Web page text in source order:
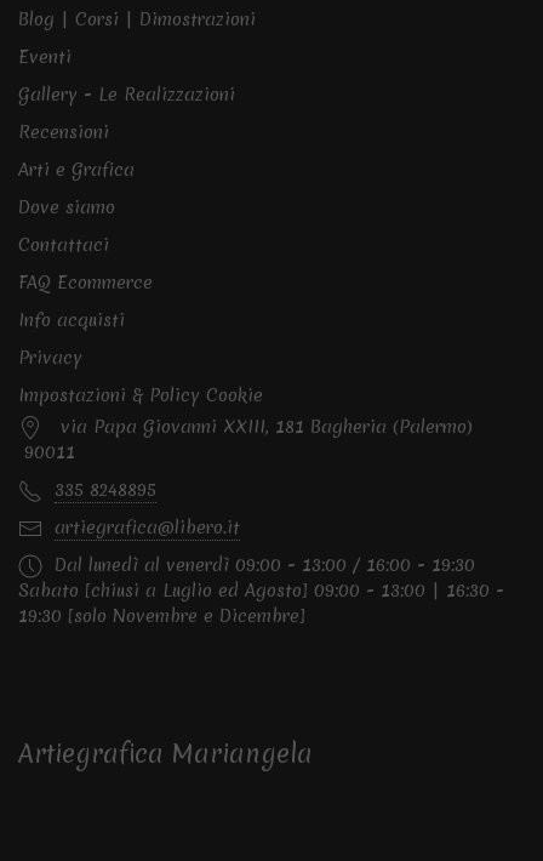
Blog | Corsi | Dimostrazioni
Eventi
Gallery - Le Realizzazioni
Recensioni
Arti e Grafica
Dove siamo
Contattaci
FAQ Ecommerce
Info acquisti
Privacy
Impostazioni & Policy Cookie
via Papa Giovanni XXIII, 181 Bagheria (Palermo)
90011
335 8248895
artiegrafica@libero.it
Dal lunedì al venerdì 09:00 - 13:00 / 16:00 - 19:30
Sabato [chiusi a Luglio ed Agosto] 09:00 - 13:00 | 16:30 -
19:30 [solo Novembre e Dicembre]
Artiegrafica Mariangela